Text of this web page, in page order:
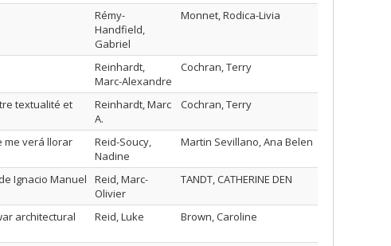
Rémy-
Handfield,
Gabriel
Monnet, Rodica-Livia
Reinhardt,
Marc-Alexandre
Cochran, Terry
textualité et
Reinhardt, Marc
A.
Cochran, Terry
me verá llorar
Reid-Soucy,
Nadine
Martin Sevillano, Ana Belen
Ignacio Manuel
Reid, Marc-
Olivier
TANDT, CATHERINE DEN
architectural
Reid, Luke Brown, Caroline